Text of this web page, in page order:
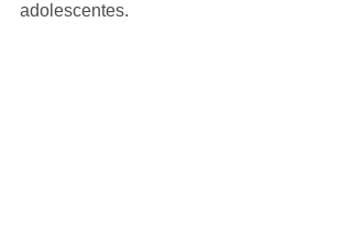
adolescentes.